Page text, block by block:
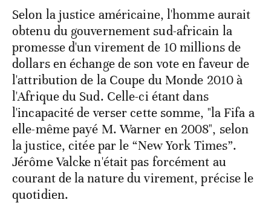
Selon la justice américaine, l'homme aurait
obtenu du gouvernement sud-africain la
promesse d'un virement de 10 millions de
dollars en échange de son vote en faveur de
l'attribution de la Coupe du Monde 2010 à
l'Afrique du Sud. Celle-ci étant dans
l'incapacité de verser cette somme, "la Fifa a
elle-même payé M. Warner en 2008", selon
la justice, citée par le “New York Times”.
Jérôme Valcke n'était pas forcément au
courant de la nature du virement, précise le
quotidien.